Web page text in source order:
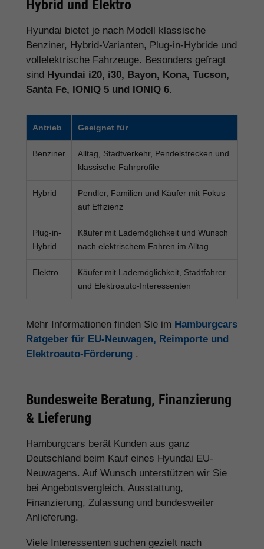
Hybrid und Elektro
Hyundai bietet je nach Modell klassische
Benziner, Hybrid-Varianten, Plug-in-Hybride und
vollelektrische Fahrzeuge. Besonders gefragt
sind Hyundai i20, i30, Bayon, Kona, Tucson,
Santa Fe, IONIQ 5 und IONIQ 6.
Antrieb Geeignet für
Benziner
Alltag, Stadtverkehr, Pendelstrecken und
klassische Fahrprofile
Hybrid
Pendler, Familien und Käufer mit Fokus
auf Effizienz
Plug-in-
Hybrid
Käufer mit Lademöglichkeit und Wunsch
nach elektrischem Fahren im Alltag
Elektro
Käufer mit Lademöglichkeit, Stadtfahrer
und Elektroauto-Interessenten
Mehr Informationen finden Sie im Hamburgcars
Ratgeber für EU-Neuwagen, Reimporte und
Elektroauto-Förderung .
Bundesweite Beratung, Finanzierung
& Lieferung
Hamburgcars berät Kunden aus ganz
Deutschland beim Kauf eines Hyundai EU-
Neuwagens. Auf Wunsch unterstützen wir Sie
bei Angebotsvergleich, Ausstattung,
Finanzierung, Zulassung und bundesweiter
Anlieferung.
Viele Interessenten suchen gezielt nach